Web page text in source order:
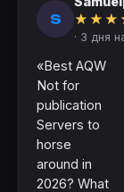
S ★ ★ ★
· 3 дня
«Best AQW
Not for
publication
Servers to
horse
around in
2026? What